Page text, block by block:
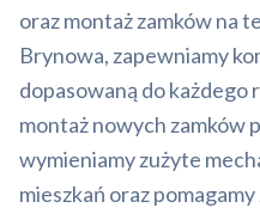
oraz montaż zamków na
Brynowa, zapewniamy
dopasowaną do każdego
montaż nowych zamków
wymieniamy zużyte
mieszkań oraz